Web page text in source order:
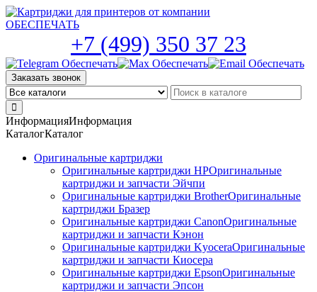
Skip
to
+7 (499) 350 37 23
Заказать звонок
ИнформацияИнформация
КаталогКаталог
Оригинальные картриджи
Оригинальные картриджи HPОригинальные
картриджи и запчасти Эйчпи
Оригинальные картриджи BrotherОригинальные
картриджи Бразер
Оригинальные картриджи CanonОригинальные
картриджи и запчасти Кэнон
Оригинальные картриджи KyoceraОригинальные
картриджи и запчасти Киосера
Оригинальные картриджи EpsonОригинальные
картриджи и запчасти Эпсон